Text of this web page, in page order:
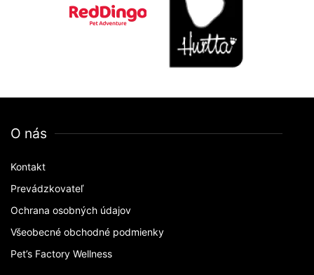
O nás
Kontakt
Prevádzkovateľ
Ochrana osobných údajov
Všeobecné obchodné podmienky
Pet’s Factory Wellness